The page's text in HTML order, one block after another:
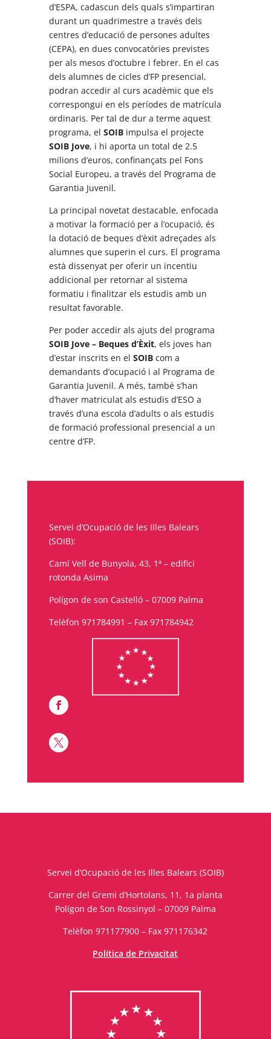
d’ESPA, cadascun dels quals s’impartiran
durant un quadrimestre a través dels
centres d’educació de persones adultes
(CEPA), en dues convocatòries previstes
per als mesos d’octubre i febrer. En el cas
dels alumnes de cicles d’FP presencial,
podran accedir al curs acadèmic que els
correspongui en els períodes de matrícula
ordinaris. Per tal de dur a terme aquest
programa, el SOIBimpulsa el projecte
SOIB Jove, i hi aporta un total de 2.5
milions d’euros, confinançats pel Fons
Social Europeu, a través del Programa de
Garantia Juvenil.
La principal novetat destacable, enfocada
a motivar la formació per a l’ocupació, és
la dotació de beques d’èxit adreçades als
alumnes que superin el curs. El programa
està dissenyat per oferir un incentiu
addicional per retornar al sistema
formatiu i finalitzar els estudis amb un
resultat favorable.
Per poder accedir als ajuts del programa
SOIB Jove – Beques d’Èxit, els joves han
d’estar inscrits en el SOIBcom a
demandants d’ocupació i al Programa de
Garantia Juvenil. A més, també s’han
d’haver matriculat als estudis d’ESO a
través d’una escola d’adults o als estudis
de formació professional presencial a un
centre d’FP.
Servei d’Ocupació de les Illes Balears
(SOIB):
Camí Vell de Bunyola, 43, 1ª – edifici
rotonda Asima
Polígon de son Castelló – 07009 Palma
Telèfon 971784991 – Fax 971784942


Servei d’Ocupació de les Illes Balears (SOIB)
Carrer del Gremi d’Hortolans, 11, 1a planta
Polígon de Son Rossinyol – 07009 Palma
Telèfon 971177900 – Fax 971176342
Política de Privacitat